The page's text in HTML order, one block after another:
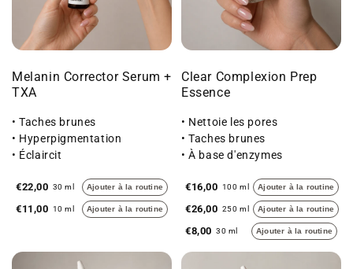
Melanin Corrector Serum +
TXA
• Taches brunes
• Hyperpigmentation
• Éclaircit
€22,00 30 ml Ajouter à la routine
€11,00 10 ml Ajouter à la routine
Clear Complexion Prep
Essence
• Nettoie les pores
• Taches brunes
• À base d'enzymes
€16,00 100 ml Ajouter à la routine
€26,00 250 ml Ajouter à la routine
€8,00 30 ml Ajouter à la routine